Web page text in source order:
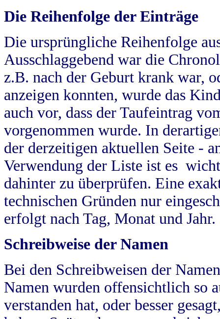
Die Reihenfolge der Einträge
Die ursprüngliche Reihenfolge
Ausschlaggebend war die
z.B. nach der Geburt krank war,
anzeigen konnten, wurde das
auch vor, dass der Taufeintrag
vorgenommen wurde. In
der derzeitigen aktuellen Seite -
Verwendung der Liste ist es
dahinter zu überprüfen. Eine
technischen Gründen nur
erfolgt nach Tag, Monat und Jahr.
Schreibweise der Namen
Bei den Schreibweisen der
Namen wurden offensichtlich so
verstanden hat, oder besser